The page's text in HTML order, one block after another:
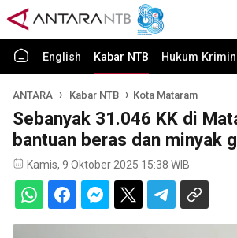
English Kabar NTB Hukum
ANTARA Kabar NTB Kota Mataram
Sebanyak 31.046 KK di
bantuan beras dan minyak
Kamis, 9 Oktober 2025 15:38 WIB